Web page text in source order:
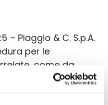
– Piaggio & C. S.p.A.
per le
come da
del